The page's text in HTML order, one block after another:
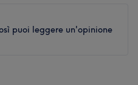
puoi leggere un'opinione